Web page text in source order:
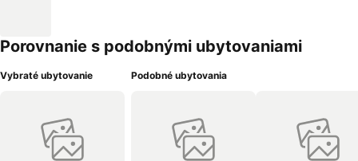
Porovnanie s podobnými ubytovaniami
Vybraté ubytovanie Podobné ubytovania